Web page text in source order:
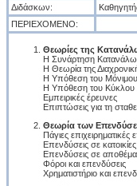
Διδάσκων:
ΠΕΡΙΕΧΟΜΕΝΟ:
Θεωρίες της
Η Συνάρτηση
Η Θεωρία της
Η Υπόθεση του
Η Υπόθεση του Κύκλου
Εμπειρικές έρευνες
Επιπτώσεις για τη
Θεωρία των
Πάγιες επιχειρηματικές
Επενδύσεις σε κατοικίες
Επενδύσεις σε
Φόροι και επενδύσεις
Χρηματιστήριο και